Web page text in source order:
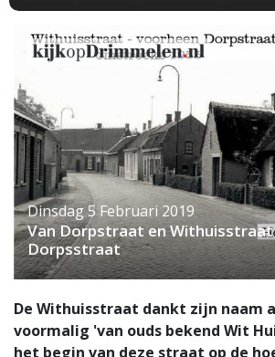
Dinsdag 5 Februari 2019
Van Dorpstraat en
Dorpsstraat
De Withuisstraat dankt zijn naam
voormalig 'van ouds bekend Wit
het begin van deze straat op de